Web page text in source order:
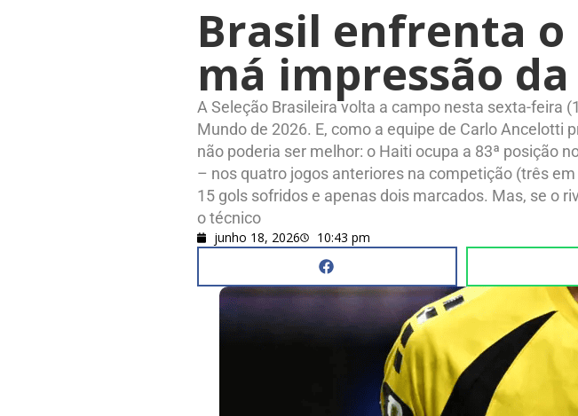
Brasil enfrenta
má impressão
A Seleção Brasileira volta a campo nesta sexta-feira
Mundo de 2026. E, como a equipe de Carlo Ancelotti
não poderia ser melhor: o Haiti ocupa a 83ª posição
– nos quatro jogos anteriores na competição (três
15 gols sofridos e apenas dois marcados. Mas, se o
o técnico
junho 18, 2026 10:43 pm